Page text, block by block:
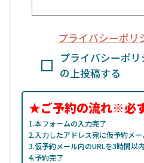
プライバシーポリ
プライバシーポ
の上投稿する
★ご予約の流れ※必
1.本フォームの入力完了
2.入力したアドレス宛に仮予約メ
3.仮予約メール内のURLを3時間以
4.予約完了